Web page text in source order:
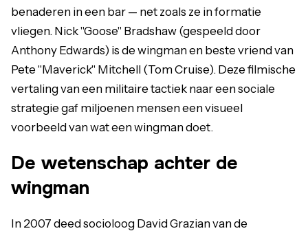
benaderen in een bar — net zoals ze in formatie
vliegen. Nick "Goose" Bradshaw (gespeeld door
Anthony Edwards) is de wingman en beste vriend van
Pete "Maverick" Mitchell (Tom Cruise). Deze filmische
vertaling van een militaire tactiek naar een sociale
strategie gaf miljoenen mensen een visueel
voorbeeld van wat een wingman doet.
De wetenschap achter de
wingman
In 2007 deed socioloog David Grazian van de